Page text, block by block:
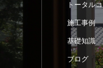
トータル
施工事例
基礎知識
ブログ